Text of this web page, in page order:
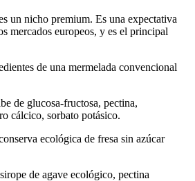
un nicho premium. Es una expectativa
mercados europeos, y es el principal
de una mermelada convencional
de glucosa-fructosa, pectina,
cálcico, sorbato potásico.
ecológica de fresa sin azúcar
de agave ecológico, pectina